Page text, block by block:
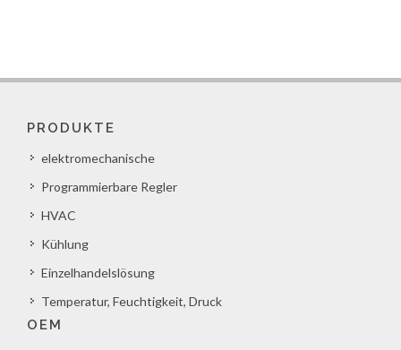
PRODUKTE
elektromechanische
Programmierbare Regler
HVAC
Kühlung
Einzelhandelslösung
Temperatur, Feuchtigkeit, Druck
OEM